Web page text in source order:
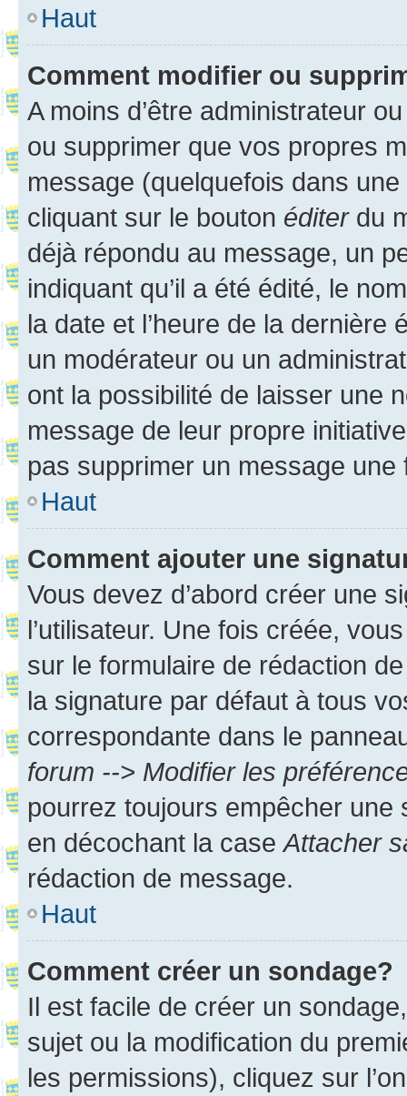
Haut
Comment modifier ou
A moins d’être administrateur
ou supprimer que vos propres
message (quelquefois dans
cliquant sur le bouton éditerdu
déjà répondu au message, un
indiquant qu’il a été édité, le
la date et l’heure de la dernière
un modérateur ou un
ont la possibilité de laisser une
message de leur propre
pas supprimer un message une
Haut
Comment ajouter une
Vous devez d’abord créer une
l’utilisateur. Une fois créée,
sur le formulaire de rédaction
la signature par défaut à tous
correspondante dans le
forum --> Modifier les
pourrez toujours empêcher une
en décochant la case Attacher
rédaction de message.
Haut
Comment créer un sondage?
Il est facile de créer un
sujet ou la modification du
les permissions), cliquez sur